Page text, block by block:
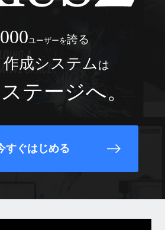
ユーザーを誇る
成システムは
テージへ。
すぐはじめる